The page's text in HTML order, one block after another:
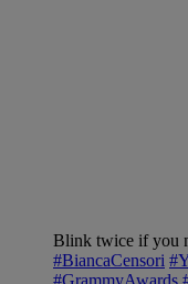
Blink twice if you
#BiancaCensori
#GrammyAwards